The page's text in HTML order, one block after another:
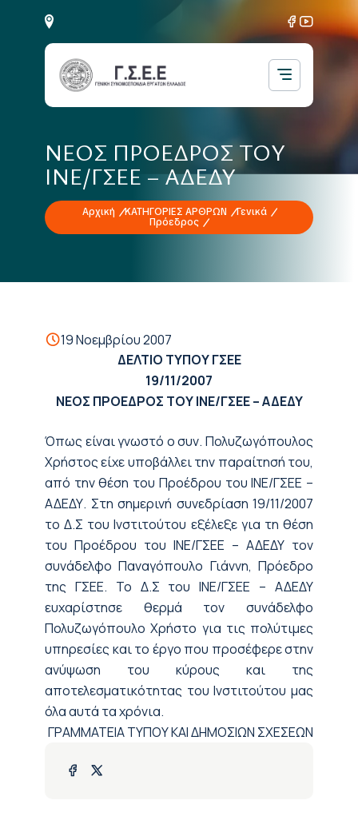
ΝΕΟΣ ΠΡΟΕΔΡΟΣ ΤΟΥ
ΙΝΕ/ΓΣΕΕ – ΑΔΕΔΥ
Αρχική ΚΑΤΗΓΟΡΙΕΣ ΑΡΘΡΩΝ
Γενικά
Πρόεδρος
19 Νοεμβρίου 2007
ΔΕΛΤΙΟ ΤΥΠΟΥ ΓΣΕΕ
19/11/2007
ΝΕΟΣ ΠΡΟΕΔΡΟΣ ΤΟΥ ΙΝΕ/ΓΣΕΕ – ΑΔΕΔΥ
Όπως είναι γνωστό ο συν. Πολυζωγόπουλος
Χρήστος είχε υποβάλλει την παραίτησή του,
από την θέση του Προέδρου του ΙΝΕ/ΓΣΕΕ –
ΑΔΕΔΥ. Στη σημερινή συνεδρίαση 19/11/2007
το Δ.Σ του Ινστιτούτου εξέλεξε για τη θέση
του Προέδρου του ΙΝΕ/ΓΣΕΕ – ΑΔΕΔΥ τον
συνάδελφο Παναγόπουλο Γιάννη, Πρόεδρο
της ΓΣΕΕ. Το Δ.Σ του ΙΝΕ/ΓΣΕΕ – ΑΔΕΔΥ
ευχαρίστησε θερμά τον συνάδελφο
Πολυζωγόπουλο Χρήστο για τις πολύτιμες
υπηρεσίες και το έργο που προσέφερε στην
ανύψωση του κύρους και της
αποτελεσματικότητας του Ινστιτούτου μας
όλα αυτά τα χρόνια.
ΓΡΑΜΜΑΤΕΙΑ ΤΥΠΟΥ ΚΑΙ ΔΗΜΟΣΙΩΝ ΣΧΕΣΕΩΝ